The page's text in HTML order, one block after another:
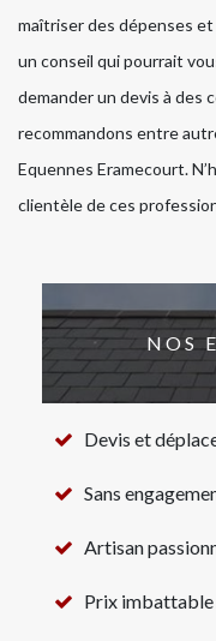
maîtriser des dépenses
un conseil qui pourrait
demander un devis à des
recommandons entre
Equennes Eramecourt.
clientèle de ces
NOS
Devis et
Sans
Artisan
Prix imbattable